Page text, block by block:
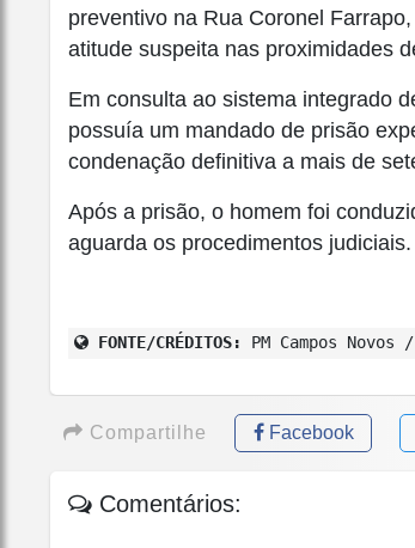
preventivo na Rua Coronel
atitude suspeita nas proximidades
Em consulta ao sistema integrado
possuía um mandado de prisão
condenação definitiva a mais de
Após a prisão, o homem foi
aguarda os procedimentos judiciais.
FONTE/CRÉDITOS: PM Campos
Compartilhe Facebook
Comentários: